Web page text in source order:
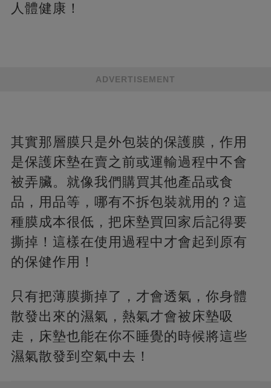
人體健康！
ADVERTISEMENT
其實那層膜只是外包裝的保護膜，作用
是保護床墊在賣之前或運輸過程中不會
被弄臟。就像我們購買其他產品或食
品，用品等，哪有不拆包裝就用的？這
種膜成本很低，把床墊買回家后記得要
撕掉！這樣在使用過程中才會起到原有
的保健作用！
只有把薄膜撕掉了，才會透氣，你身體
散發出來的濕氣，熱氣才會被床墊吸
走，床墊也能在你不睡覺的時候將這些
濕氣散發到空氣中去！